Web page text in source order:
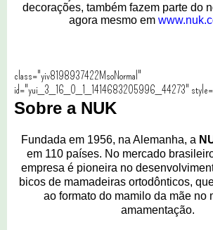
decorações, também fazem parte do
agora mesmo em
class="yiv8198937422MsoNormal"
id="yui_3_16_0_1_1414683205996_44273"
Sobre a NUK
Fundada em 1956, na Alemanha, a
em 110 países. No mercado
empresa é pioneira no
bicos de mamadeiras ortodônticos,
ao formato do mamilo da mãe no
amamentação.